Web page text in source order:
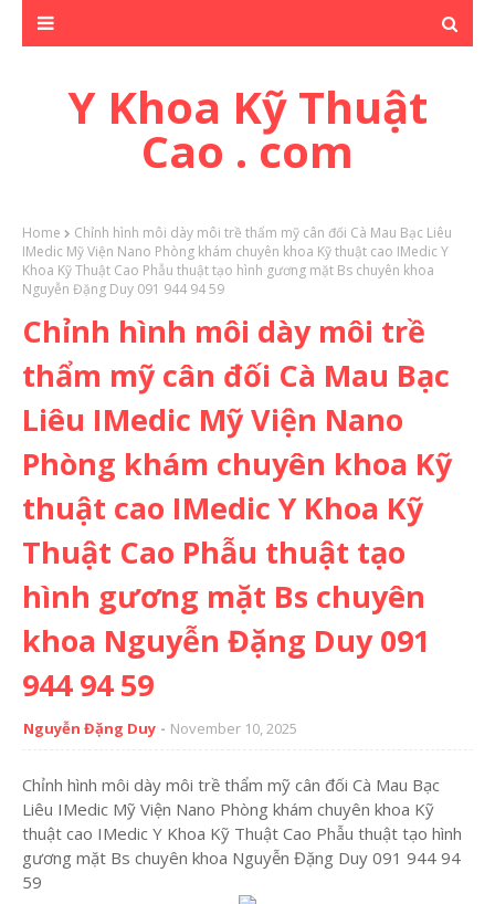
Y Khoa Kỹ Thuật
Cao . com
Home
Chỉnh hình môi dày môi trề thẩm mỹ cân đối Cà Mau Bạc Liêu
IMedic Mỹ Viện Nano Phòng khám chuyên khoa Kỹ thuật cao IMedic Y
Khoa Kỹ Thuật Cao Phẫu thuật tạo hình gương mặt Bs chuyên khoa
Nguyễn Đặng Duy 091 944 94 59
Chỉnh hình môi dày môi trề
thẩm mỹ cân đối Cà Mau Bạc
Liêu IMedic Mỹ Viện Nano
Phòng khám chuyên khoa Kỹ
thuật cao IMedic Y Khoa Kỹ
Thuật Cao Phẫu thuật tạo
hình gương mặt Bs chuyên
khoa Nguyễn Đặng Duy 091
944 94 59
Nguyễn Đặng Duy November 10, 2025
Chỉnh hình môi dày môi trề thẩm mỹ cân đối Cà Mau Bạc
Liêu IMedic Mỹ Viện Nano Phòng khám chuyên khoa Kỹ
thuật cao IMedic Y Khoa Kỹ Thuật Cao Phẫu thuật tạo hình
gương mặt Bs chuyên khoa Nguyễn Đặng Duy 091 944 94
59